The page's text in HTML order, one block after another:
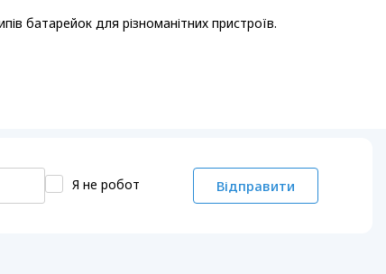
батарейок для різноманітних пристроїв.
Я не робот Відправити